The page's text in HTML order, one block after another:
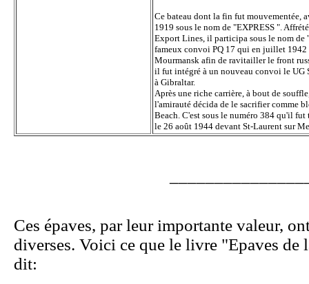
Ce bateau dont la fin fut mouvementée,
1919 sous le nom de "EXPRESS ".
Export Lines, il participa sous le nom de
fameux convoi PQ 17 qui en juillet 1942
Mourmansk afin de ravitailler le front
il fut intégré à un nouveau convoi le UG
à Gibraltar.
Après une riche carrière, à bout de
l'amirauté décida de le sacrifier comme
Beach. C'est sous le numéro 384 qu'il fut
le 26 août 1944 devant St-Laurent sur
Ces épaves, par leur importante valeur,
diverses. Voici ce que le livre "Epaves de
dit: